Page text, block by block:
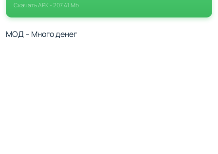
Награды и особенности
Автомобили разного класса, начиная от бюджетных
моделей до эксклюзивного транспорта.
СкачатьAPK- 207.41 Mb
МОД – Много денег